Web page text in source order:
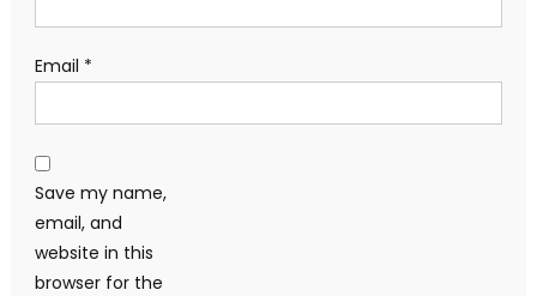
Email *
Save my name,
email, and
website in this
browser for the